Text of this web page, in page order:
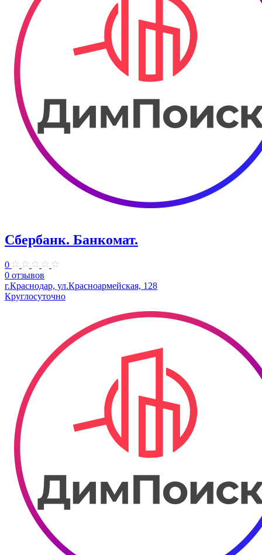
Сбербанк. Банкомат.
0
0 отзывов
г.Краснодар, ул.​Красноармейская, 128
Круглосуточно